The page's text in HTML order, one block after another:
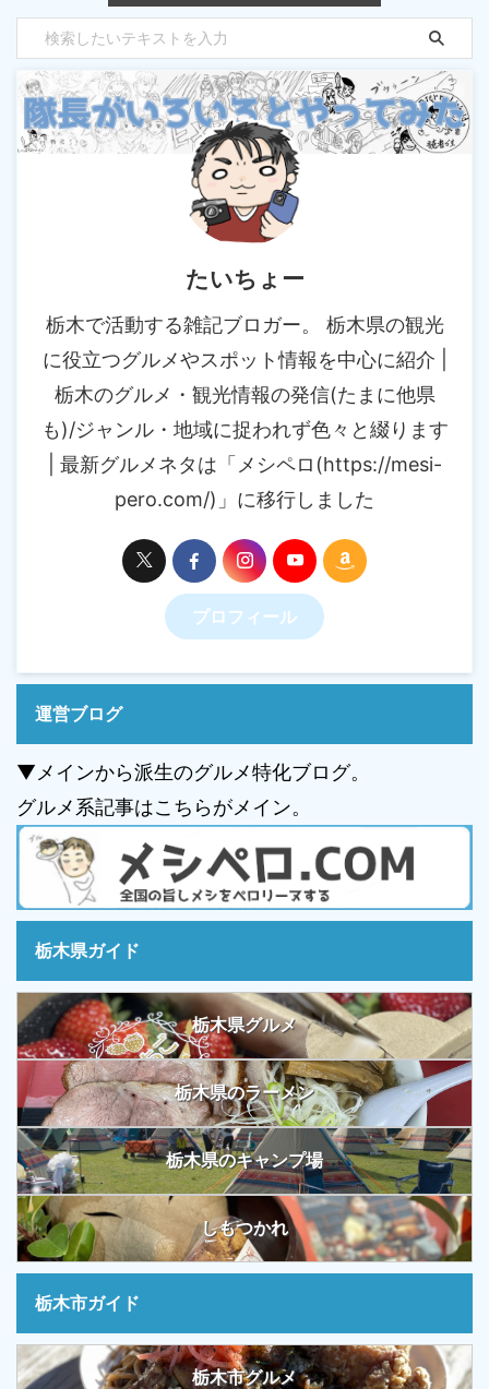
たいちょー
栃木で活動する雑記ブロガー。 栃木県の観光
に役立つグルメやスポット情報を中心に紹介 |
栃木のグルメ・観光情報の発信(たまに他県
も)/ジャンル・地域に捉われず色々と綴ります
| 最新グルメネタは「メシペロ(https://mesi-
pero.com/)」に移行しました
プロフィール
運営ブログ
▼メインから派生のグルメ特化ブログ。
グルメ系記事はこちらがメイン。
栃木県ガイド
栃木県グルメ
栃木県のラーメン
栃木県のキャンプ場
しもつかれ
栃木市ガイド
栃木市グルメ